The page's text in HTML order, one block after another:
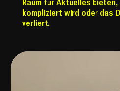
kompliziert wird oder das
verliert.